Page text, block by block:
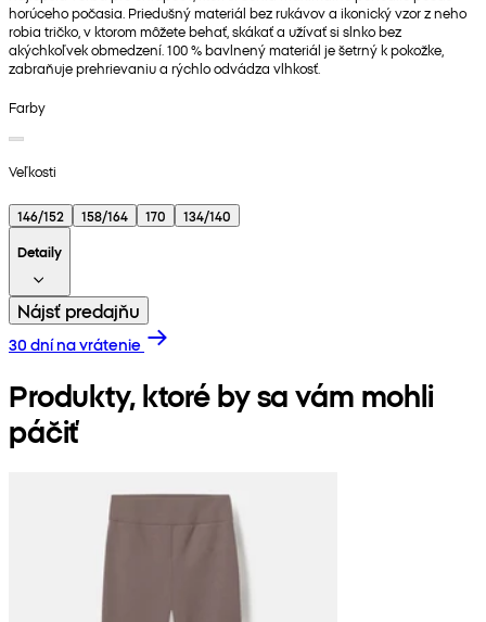
horúceho počasia. Priedušný materiál bez rukávov a ikonický vzor z neho
robia tričko, v ktorom môžete behať, skákať a užívať si slnko bez
akýchkoľvek obmedzení. 100 % bavlnený materiál je šetrný k pokožke,
zabraňuje prehrievaniu a rýchlo odvádza vlhkosť.
Farby
Veľkosti
146/152 158/164 170
134/140
Detaily
Nájsť predajňu
30 dní na vrátenie
Produkty, ktoré by sa vám mohli
páčiť